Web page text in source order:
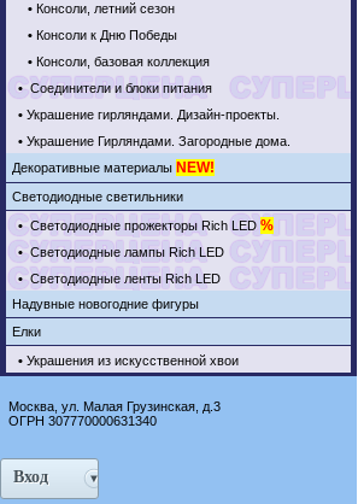
• Консоли, летний сезон
• Консоли к Дню Победы
• Консоли, базовая коллекция
•Соединители и блоки питания
• Украшение гирляндами. Дизайн-проекты.
• Украшение Гирляндами. Загородные дома.
Декоративные материалы NEW!
Светодиодные светильники
•Светодиодные прожекторы Rich LED %
•Светодиодные лампы Rich LED
•Светодиодные ленты Rich LED
Надувные новогодние фигуры
Елки
• Украшения из искусственной хвои
Москва, ул. Малая Грузинская, д.3
ОГРН 307770000631340
Вход